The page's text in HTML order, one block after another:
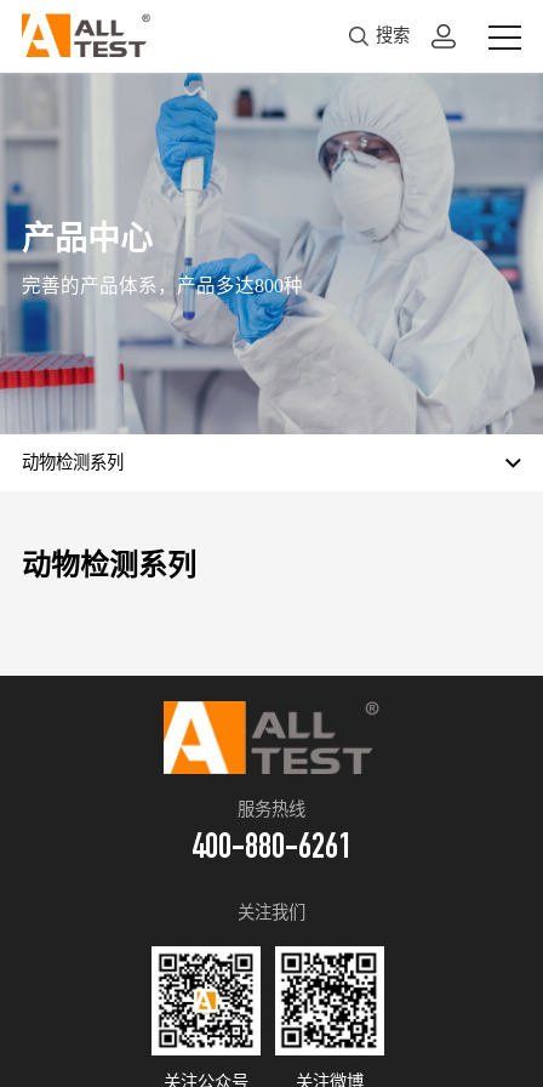
搜索
产品中心
完善的产品体系，产品多达800种
动物检测系列
动物检测系列
服务热线
400-880-6261
关注我们
关注公众号 关注微博